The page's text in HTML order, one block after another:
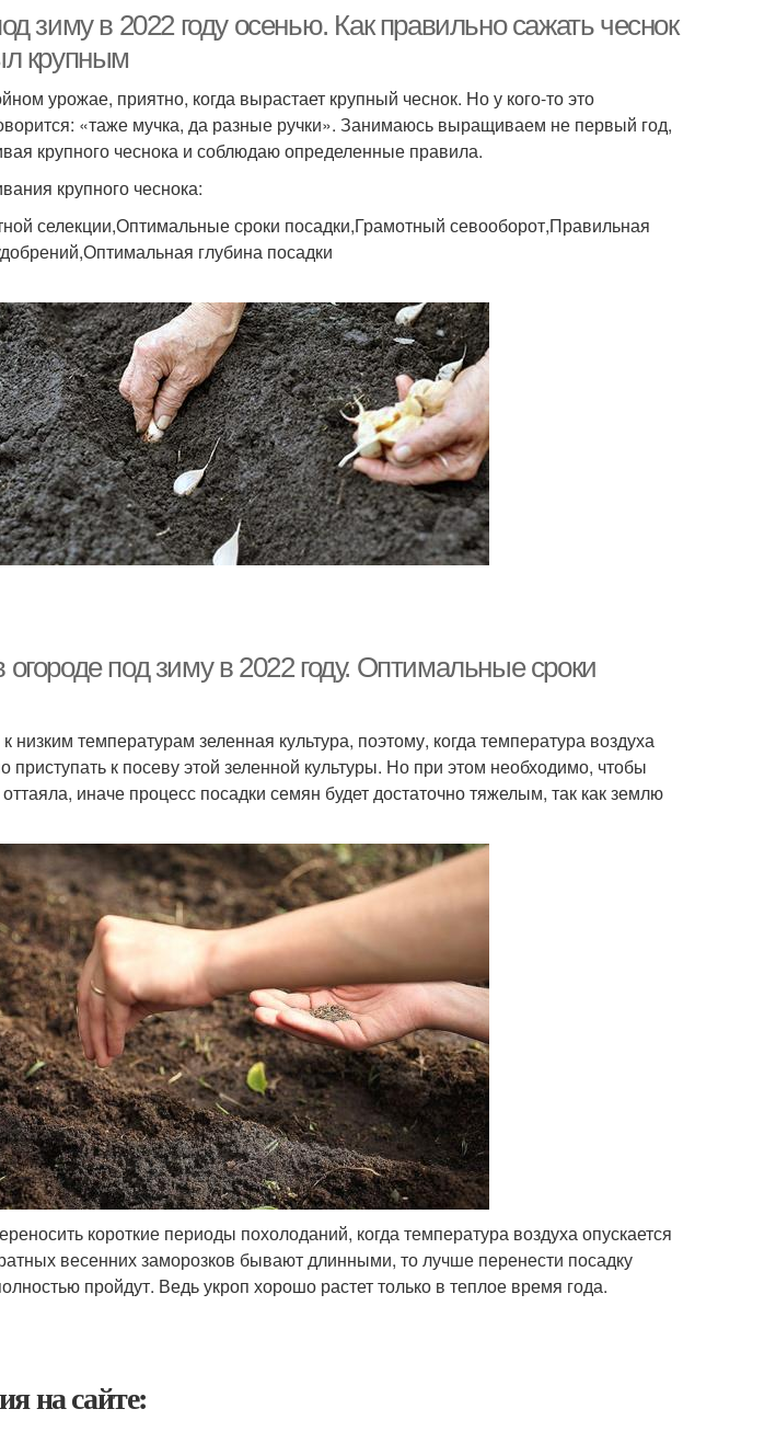
зиму в 2022 году осенью. Как правильно сажать чеснок
крупным
урожае, приятно, когда вырастает крупный чеснок. Но у кого-то это
«таже мучка, да разные ручки». Занимаюсь выращиваем не первый год,
крупного чеснока и соблюдаю определенные правила.
крупного чеснока:
селекции,Оптимальные сроки посадки,Грамотный севооборот,Правильная
глубина посадки
под зиму в 2022 году. Оптимальные сроки
низким температурам зеленная культура, поэтому, когда температура воздуха
к посеву этой зеленной культуры. Но при этом необходимо, чтобы
иначе процесс посадки семян будет достаточно тяжелым, так как землю
короткие периоды похолоданий, когда температура воздуха опускается
весенних заморозков бывают длинными, то лучше перенести посадку
пройдут. Ведь укроп хорошо растет только в теплое время года.
на сайте: